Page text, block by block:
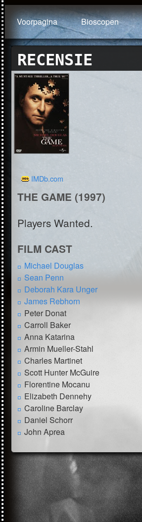
Voorpagina Bioscopen
RECENSIE
IMDb.com
THE GAME (1997)
Players Wanted.
FILM CAST
Michael Douglas
Sean Penn
Deborah Kara Unger
James Rebhorn
Peter Donat
Carroll Baker
Anna Katarina
Armin Mueller-Stahl
Charles Martinet
Scott Hunter McGuire
Florentine Mocanu
Elizabeth Dennehy
Caroline Barclay
Daniel Schorr
John Aprea